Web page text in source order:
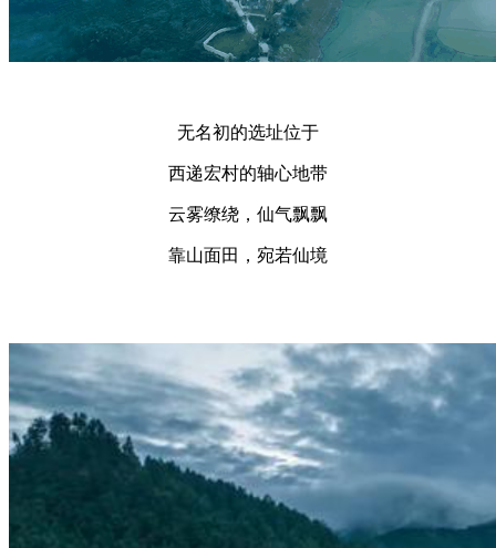
无名初的选址位于
西递宏村的轴心地带
云雾缭绕，仙气飘飘
靠山面田，宛若仙境